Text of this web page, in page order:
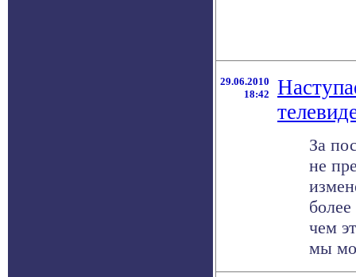
29.06.2010
18:42
За
не
чем
мы